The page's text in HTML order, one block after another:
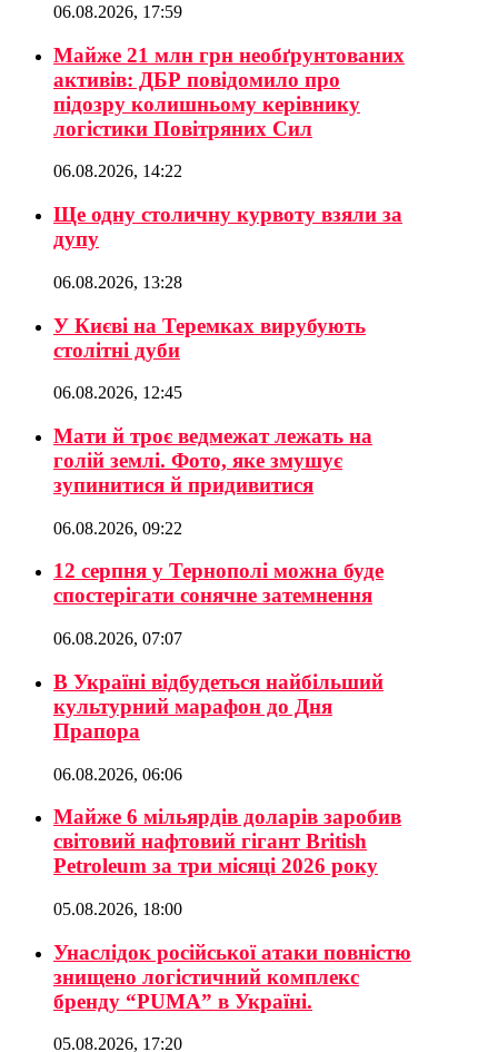
06.08.2026, 17:59
Майже 21 млн грн необґрунтованих
активів: ДБР повідомило про
підозру колишньому керівнику
логістики Повітряних Сил
06.08.2026, 14:22
Ще одну столичну курвоту взяли за
дупу
06.08.2026, 13:28
У Києві на Теремках вирубують
столітні дуби
06.08.2026, 12:45
Мати й троє ведмежат лежать на
голій землі. Фото, яке змушує
зупинитися й придивитися
06.08.2026, 09:22
12 серпня у Тернополі можна буде
спостерігати сонячне затемнення
06.08.2026, 07:07
В Україні відбудеться найбільший
культурний марафон до Дня
Прапора
06.08.2026, 06:06
Майже 6 мільярдів доларів заробив
світовий нафтовий гігант British
Petroleum за три місяці 2026 року
05.08.2026, 18:00
Унаслідок російської атаки повністю
знищено логістичний комплекс
бренду “PUMA” в Україні.
05.08.2026, 17:20